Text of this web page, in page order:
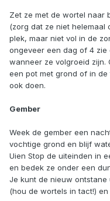
Zet ze met de wortel naar
(zorg dat ze niet helemaal
plek, maar niet vol in de
ongeveer een dag of 4 zie
wanneer ze volgroeid zijn.
een pot met grond of in
ook doen.
Gember
Week de gember een
vochtige grond en blijf
Uien Stop de uiteinden in
en bedek ze onder een
Je kunt de nieuw
(hou de wortels in tact!)